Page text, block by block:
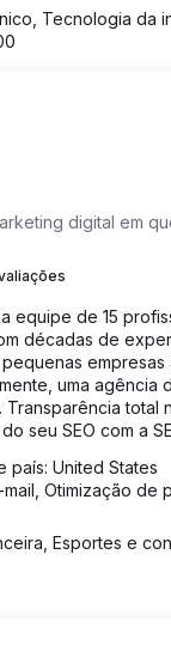
Tecnologia da
digital em
equipe de 15
décadas de
empresas
uma agência
total
seu SEO com a
país: United States
Otimização de
Esportes e